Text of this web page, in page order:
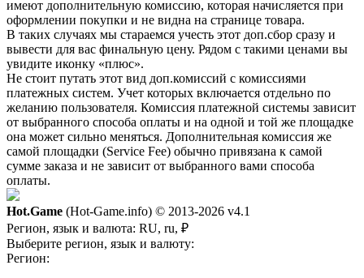
имеют дополнительную комиссию, которая начисляется при
оформлении покупки и не видна на странице товара.
В таких случаях мы стараемся учесть этот доп.сбор сразу и
вывести для вас финальную цену. Рядом с такими ценами вы
увидите иконку «плюс».
Не стоит путать этот вид доп.комиссий с комиссиями
платежных систем. Учет которых включается отдельно по
желанию пользователя. Комиссия платежной системы зависит
от выбранного способа оплаты и на одной и той же площадке
она может сильно меняться. Дополнительная комиссия же
самой площадки (Service Fee) обычно привязана к самой
сумме заказа и не зависит от выбранного вами способа
оплаты.
Hot.Game (Hot-Game.info) © 2013-2026 v4.1
Регион, язык и валюта: RU, ru, ₽
Выберите регион, язык и валюту:
Регион: